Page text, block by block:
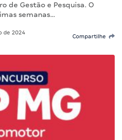
de Gestão e Pesquisa. O
semanas…
de 2024
Compartilhe